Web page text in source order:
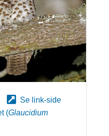
Se link-side
(Glaucidium